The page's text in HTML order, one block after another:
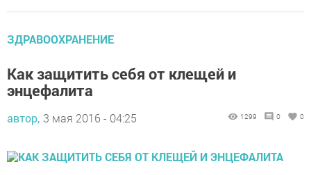
ЗДРАВООХРАНЕНИЕ
Как защитить себя от клещей и
энцефалита
автор, 3 мая 2016 - 04:25 1299 0 0